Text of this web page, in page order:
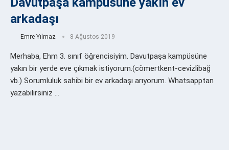
arkadaşı
Emre Yılmaz 8 Ağustos 2019
Merhaba, Ehm 3. sınıf öğrencisiyim. Davutpaşa kampüsüne
yakın bir yerde eve çıkmak istiyorum.(cömertkent-cevizlibağ
vb.) Sorumluluk sahibi bir ev arkadaşı arıyorum. Whatsapptan
yazabilirsiniz …